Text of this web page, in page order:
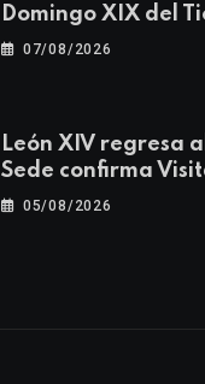
Domingo XIX del
Ordinario | Mateo
07/08/2026
León XIV regresa
Sede confirma
del 11 al 17 de
05/08/2026